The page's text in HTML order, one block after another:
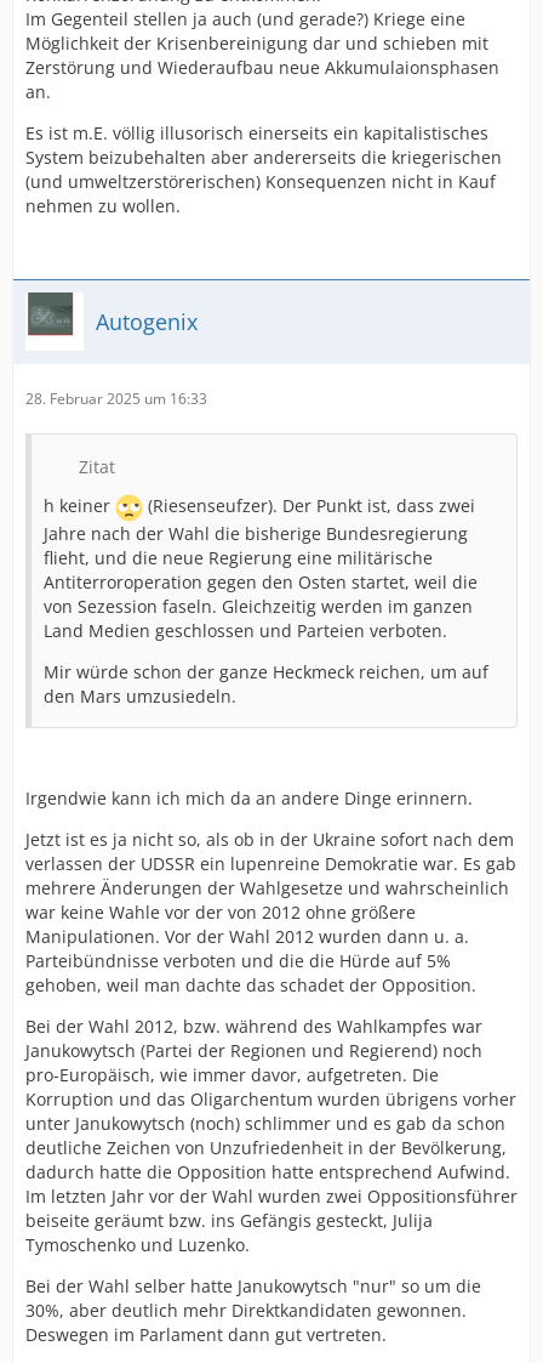
Im Gegenteil stellen ja auch (und gerade?) Kriege eine
Möglichkeit der Krisenbereinigung dar und schieben mit
Zerstörung und Wiederaufbau neue Akkumulaionsphasen
an.
Es ist m.E. völlig illusorisch einerseits ein kapitalistisches
System beizubehalten aber andererseits die kriegerischen
(und umweltzerstörerischen) Konsequenzen nicht in Kauf
nehmen zu wollen.
Autogenix
28. Februar 2025 um 16:33
Zitat
h keiner
(Riesenseufzer). Der Punkt ist, dass zwei
Jahre nach der Wahl die bisherige Bundesregierung
flieht, und die neue Regierung eine militärische
Antiterroroperation gegen den Osten startet, weil die
von Sezession faseln. Gleichzeitig werden im ganzen
Land Medien geschlossen und Parteien verboten.
Mir würde schon der ganze Heckmeck reichen, um auf
den Mars umzusiedeln.
Irgendwie kann ich mich da an andere Dinge erinnern.
Jetzt ist es ja nicht so, als ob in der Ukraine sofort nach dem
verlassen der UDSSR ein lupenreine Demokratie war. Es gab
mehrere Änderungen der Wahlgesetze und wahrscheinlich
war keine Wahle vor der von 2012 ohne größere
Manipulationen. Vor der Wahl 2012 wurden dann u. a.
Parteibündnisse verboten und die die Hürde auf 5%
gehoben, weil man dachte das schadet der Opposition.
Bei der Wahl 2012, bzw. während des Wahlkampfes war
Janukowytsch (Partei der Regionen und Regierend) noch
pro-Europäisch, wie immer davor, aufgetreten. Die
Korruption und das Oligarchentum wurden übrigens vorher
unter Janukowytsch (noch) schlimmer und es gab da schon
deutliche Zeichen von Unzufriedenheit in der Bevölkerung,
dadurch hatte die Opposition hatte entsprechend Aufwind.
Im letzten Jahr vor der Wahl wurden zwei Oppositionsführer
beiseite geräumt bzw. ins Gefängis gesteckt, Julija
Tymoschenko und Luzenko.
Bei der Wahl selber hatte Janukowytsch "nur" so um die
30%, aber deutlich mehr Direktkandidaten gewonnen.
Deswegen im Parlament dann gut vertreten.